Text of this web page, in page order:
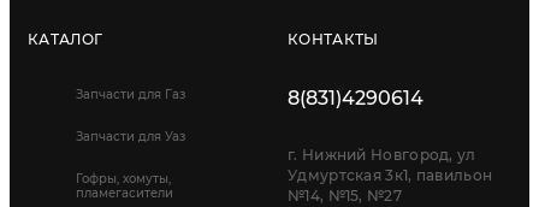
КАТАЛОГ
Запчасти для Газ
Запчасти для Уаз
Гофры, хомуты,
пламегасители
КОНТАКТЫ
8(831)4290614
г. Нижний Новгород, ул
Удмуртская 3к1, павильон
№14, №15, №27